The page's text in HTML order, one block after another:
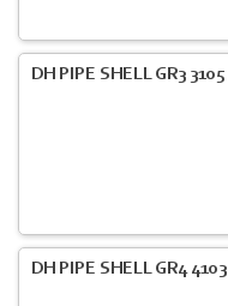
DH PIPE SHELL GR3 3105
DH PIPE SHELL GR4 4103